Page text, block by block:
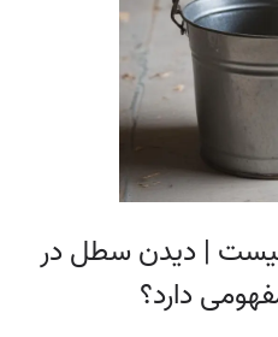
| دیدن سطل در
دارد؟